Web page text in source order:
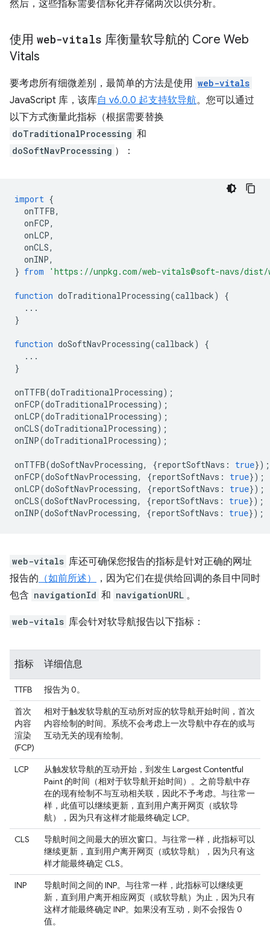
然后，这些指标需要信标化并存储两次以供分析。
使用 web-vitals 库衡量软导航的 Core Web
Vitals
要考虑所有细微差别，最简单的方法是使用 web-vitals
JavaScript 库，该库自 v6.0.0 起支持软导航。您可以通过
以下方式衡量此指标（根据需要替换
doTraditionalProcessing 和
doSoftNavProcessing ）：
import {
onTTFB,
onFCP,
onLCP,
onCLS,
onINP,
} from 'https://unpkg.com/web-vitals@soft-navs/
function doTraditionalProcessing(callback)
{
...
}
function doSoftNavProcessing(callback)
{
...
}
onTTFB(doTraditionalProcessing);
onFCP(doTraditionalProcessing);
onLCP(doTraditionalProcessing);
onCLS(doTraditionalProcessing);
onINP(doTraditionalProcessing);
onTTFB(doSoftNavProcessing, {reportSoftNavs : true});
onFCP(doSoftNavProcessing, {reportSoftNavs : true});
onLCP(doSoftNavProcessing, {reportSoftNavs : true});
onCLS(doSoftNavProcessing, {reportSoftNavs : true});
onINP(doSoftNavProcessing, {reportSoftNavs : true});
web-vitals 库还可确保您报告的指标是针对正确的网址
报告的 （如前所述）
，因为它们在提供给回调的条目中同时
包含 navigationId 和 navigationURL 。
web-vitals 库会针对软导航报告以下指标：
指标 详细信息
TTFB
报告为 0。
首次
内容
渲染
(FCP)
相对于触发软导航的互动所对应的软导航开始时间，首次
内容绘制的时间。系统不会考虑上一次导航中存在的或与
互动无关的现有绘制。
LCP
从触发软导航的互动开始，到发生 Largest Contentful
Paint 的时间（相对于软导航开始时间）。之前导航中存
在的现有绘制不与互动相关联，因此不予考虑。与往常一
样，此值可以继续更新，直到用户离开网页（或软导
航），因为只有这样才能最终确定 LCP。
CLS
导航时间之间最大的班次窗口。与往常一样，此指标可以
继续更新，直到用户离开网页（或软导航），因为只有这
样才能最终确定 CLS。
INP
导航时间之间的 INP。与往常一样，此指标可以继续更
新，直到用户离开相应网页（或软导航）为止，因为只有
这样才能最终确定 INP。如果没有互动，则不会报告 0
值。